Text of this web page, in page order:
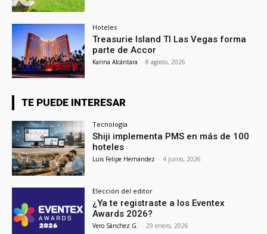
Hoteles
Treasurie Island TI Las Vegas forma
parte de Accor
Karina Alcántara - 8 agosto, 2026
TE PUEDE INTERESAR
Tecnología
Shiji implementa PMS en más de 100
hoteles
Luis Felipe Hernández - 4 junio, 2026
Elección del editor
¿Ya te registraste a los Eventex
Awards 2026?
Vero Sánchez G. - 29 enero, 2026